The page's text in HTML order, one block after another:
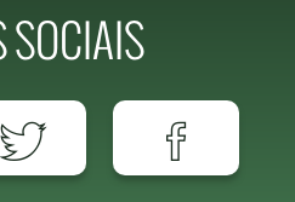
SOCIAIS